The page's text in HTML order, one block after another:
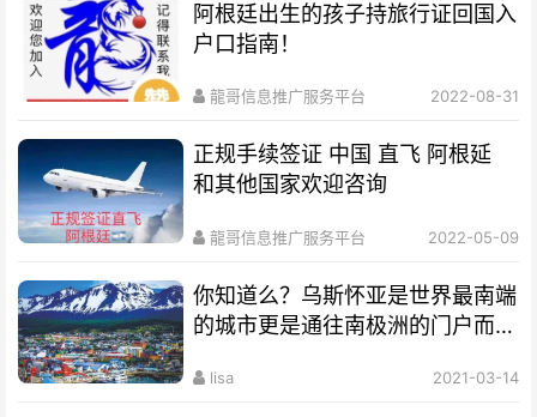
阿根廷出生的孩子持旅行证回国入
户口指南！
龍哥信息推广服务平台 2022-08-31
正规手续签证 中国 直飞 阿根延
和其他国家欢迎咨询
龍哥信息推广服务平台 2022-05-09
你知道么？乌斯怀亚是世界最南端
的城市更是通往南极洲的门户而驰
lisa 2021-03-14